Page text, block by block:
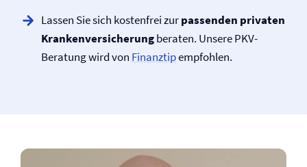
Lassen Sie sich kostenfrei zurpassenden privaten
Kranken­versicherungberaten. Unsere PKV-
Beratung wird von Finanztipempfohlen.